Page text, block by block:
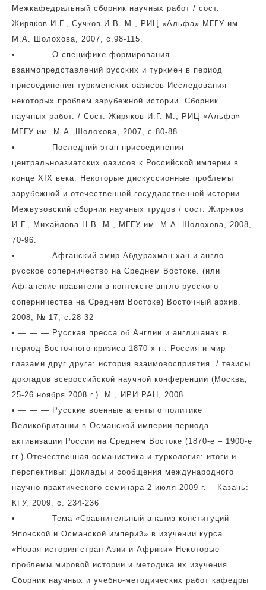
Межкафедральный сборник научных работ / сост.
Жиряков И.Г., Сучков И.В. М., РИЦ «Альфа» МГГУ им.
М.А. Шолохова, 2007, с.98-115.
• — — — О специфике формирования
взаимопредставлений русских и туркмен в период
присоединения туркменских оазисов Исследования
некоторых проблем зарубежной истории. Сборник
научных работ. / Сост. Жиряков И.Г. М., РИЦ «Альфа»
МГГУ им. М.А. Шолохова, 2007, с.80-88
• — — — Последний этап присоединения
центральноазиатских оазисов к Российской империи в
конце XIX века. Некоторые дискуссионные проблемы
зарубежной и отечественной государственной истории.
Межвузовский сборник научных трудов / сост. Жиряков
И.Г., Михайлова Н.В. М., МГГУ им. М.А. Шолохова, 2008,
70-96.
• — — — Афганский эмир Абдурахман-хан и англо-
русское соперничество на Среднем Востоке. (или
Афганские правители в контексте англо-русского
соперничества на Среднем Востоке) Восточный архив.
2008, № 17, с.28-32
• — — — Русская пресса об Англии и англичанах в
период Восточного кризиса 1870-х гг. Россия и мир
глазами друг друга: история взаимовосприятия. / тезисы
докладов всероссийской научной конференции (Москва,
25-26 ноября 2008 г.). М., ИРИ РАН, 2008.
• — — — Русские военные агенты о политике
Великобритании в Османской империи периода
активизации России на Среднем Востоке (1870-е – 1900-е
гг.) Отечественная османистика и туркология: итоги и
перспективы: Доклады и сообщения международного
научно-практического семинара 2 июля 2009 г. – Казань:
КГУ, 2009, с. 234-236
• — — — Тема «Сравнительный анализ конституций
Японской и Османской империй» в изучении курса
«Новая история стран Азии и Африки» Некоторые
проблемы мировой истории и методика их изучения.
Сборник научных и учебно-методических работ кафедры